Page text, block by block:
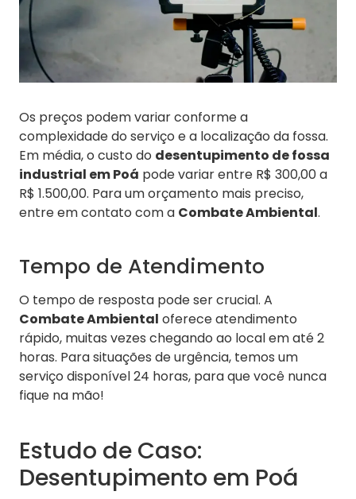
Os preços podem variar conforme a
complexidade do serviço e a localização da fossa.
Em média, o custo do desentupimento de fossa
industrial em Poá pode variar entre R$ 300,00 a
R$ 1.500,00. Para um orçamento mais preciso,
entre em contato com a Combate Ambiental.
Tempo de Atendimento
O tempo de resposta pode ser crucial. A
Combate Ambiental oferece atendimento
rápido, muitas vezes chegando ao local em até 2
horas. Para situações de urgência, temos um
serviço disponível 24 horas, para que você nunca
fique na mão!
Estudo de Caso:
Desentupimento em Poá